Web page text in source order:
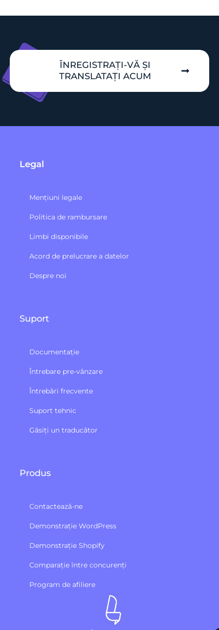
ÎNREGISTRAȚI-VĂ ȘI
TRANSLATAȚI ACUM
Legal
Mențiuni legale
Politica de rambursare
Limbi disponibile
Acord de prelucrare a datelor
Despre noi
Suport
Documentație
Întrebare pre-vânzare
Întrebări frecvente
Suport tehnic
Găsiți un traducător
Produs
Contactează-ne
Demonstrație WordPress
Demonstrație Shopify
Comparație între concurenți
Program de afiliere